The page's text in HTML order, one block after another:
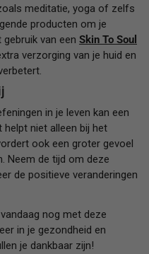
meditatie, yoga of zelfs
producten om je
van een Skin To Soul
verzorging van je huid en
in je leven kan een
niet alleen bij het
ook een groter gevoel
Neem de tijd om deze
de positieve veranderingen
nog met deze
in je gezondheid en
je dankbaar zijn!